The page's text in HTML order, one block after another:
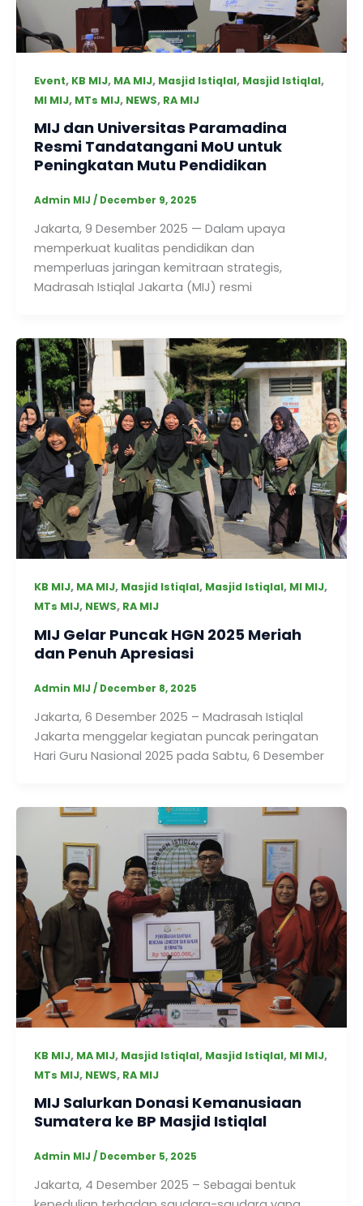
Event, KB MIJ, MA MIJ, Masjid Istiqlal, Masjid Istiqlal,
MI MIJ, MTs MIJ, NEWS, RA MIJ
MIJ dan Universitas Paramadina
Resmi Tandatangani MoU untuk
Peningkatan Mutu Pendidikan
Admin MIJ / December 9, 2025
Jakarta, 9 Desember 2025 — Dalam upaya
memperkuat kualitas pendidikan dan
memperluas jaringan kemitraan strategis,
Madrasah Istiqlal Jakarta (MIJ) resmi
KB MIJ, MA MIJ, Masjid Istiqlal, Masjid Istiqlal, MI MIJ,
MTs MIJ, NEWS, RA MIJ
MIJ Gelar Puncak HGN 2025 Meriah
dan Penuh Apresiasi
Admin MIJ / December 8, 2025
Jakarta, 6 Desember 2025 – Madrasah Istiqlal
Jakarta menggelar kegiatan puncak peringatan
Hari Guru Nasional 2025 pada Sabtu, 6 Desember
KB MIJ, MA MIJ, Masjid Istiqlal, Masjid Istiqlal, MI MIJ,
MTs MIJ, NEWS, RA MIJ
MIJ Salurkan Donasi Kemanusiaan
Sumatera ke BP Masjid Istiqlal
Admin MIJ / December 5, 2025
Jakarta, 4 Desember 2025 – Sebagai bentuk